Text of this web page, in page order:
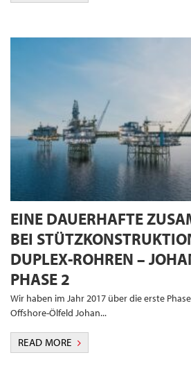
EINE DAUERHAFTE
BEI
DUPLEX-ROHREN –
PHASE 2
Wir haben im Jahr 2017 über die erste
Offshore-Ölfeld Johan...
READ MORE